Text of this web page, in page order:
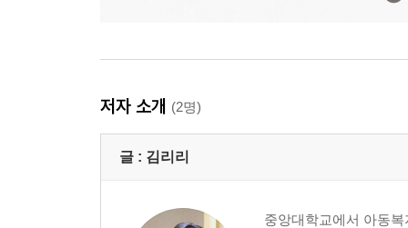
저자 소개 (2명)
글 : 김리리
중앙대학교에서 아동